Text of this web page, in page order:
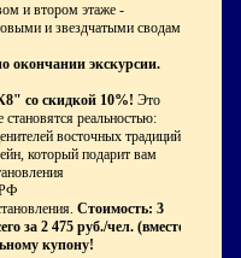
и втором этаже -
и звездчатыми сводами.
окончании экскурсии.
со скидкой 10%! Это
реальностью:
восточных традиций
который подарит вам
Стоимость: 3
за 2 475 руб./чел. (вместо
купону!